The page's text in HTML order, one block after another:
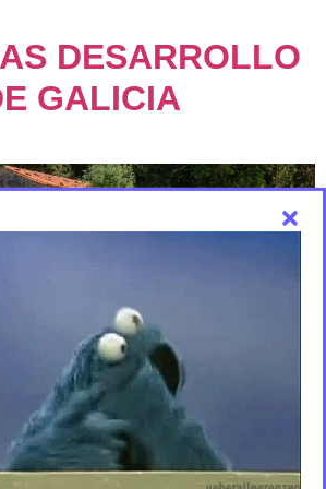
DESARROLLO
GALICIA
hemos sido adjudicatarios del
por la Consellería de Medio Rural
para llevar a cabo las campañas